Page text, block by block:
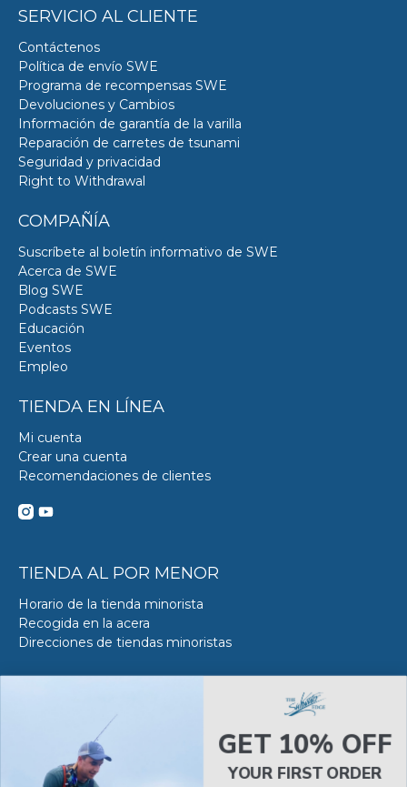
SERVICIO AL CLIENTE
Contáctenos
Política de envío SWE
Programa de recompensas SWE
Devoluciones y Cambios
Información de garantía de la varilla
Reparación de carretes de tsunami
Seguridad y privacidad
Right to Withdrawal
COMPAÑÍA
Suscríbete al boletín informativo de SWE
Acerca de SWE
Blog SWE
Podcasts SWE
Educación
Eventos
Empleo
TIENDA EN LÍNEA
Mi cuenta
Crear una cuenta
Recomendaciones de clientes
TIENDA AL POR MENOR
Horario de la tienda minorista
Recogida en la acera
Direcciones de tiendas minoristas
DE SERVICIO DE ACERO
Reserva tu Servicio VS
Estado del servicio de Van SteelGET 10% OFF
YOUR FIRST ORDER